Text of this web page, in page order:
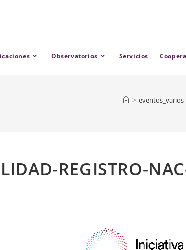
Observatorios Servicios
> eventos_varios
REGISTRO-